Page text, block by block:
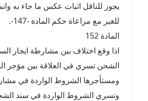
يجوز للناقل اثبات عكس ما جاء به
للغير مع مراعاة حكم المادة -147-.
المادة 152
اذا وقع اختلاف بين مشارطة ايجار
الشحن تسري في العلاقة بين مؤجر
ومستأجرها الشروط الواردة في
وتسري الشروط الواردة في سند